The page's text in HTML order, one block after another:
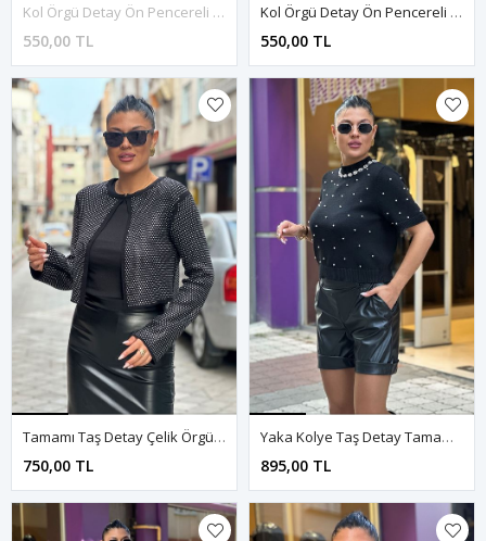
Kol Örgü Detay Ön Pencereli Triko Kazak-Krem
550,00 TL
Kol Örgü Detay Ön Pencereli Triko Kazak-Taba
550,00 TL
Tamamı Taş Detay Çelik Örgü Triko Hırka-Siyah
750,00 TL
Yaka Kolye Taş Detay Tamamı İnci Kazak-Siyah
895,00 TL